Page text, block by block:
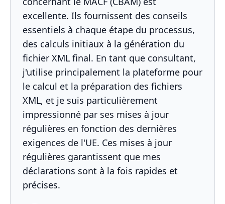
excellente. Ils fournissent des conseils
essentiels à chaque étape du processus,
des calculs initiaux à la génération du
fichier XML final. En tant que consultant,
j'utilise principalement la plateforme pour
le calcul et la préparation des fichiers
XML, et je suis particulièrement
impressionné par ses mises à jour
régulières en fonction des dernières
exigences de l'UE. Ces mises à jour
régulières garantissent que mes
déclarations sont à la fois rapides et
précises.